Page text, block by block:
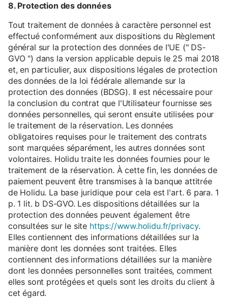
8. Protection des données
Tout traitement de données à caractère personnel est
effectué conformément aux dispositions du Règlement
général sur la protection des données de l'UE (" DS-
GVO ") dans la version applicable depuis le 25 mai 2018
et, en particulier, aux dispositions légales de protection
des données de la loi fédérale allemande sur la
protection des données (BDSG). Il est nécessaire pour
la conclusion du contrat que l'Utilisateur fournisse ses
données personnelles, qui seront ensuite utilisées pour
le traitement de la réservation. Les données
obligatoires requises pour le traitement des contrats
sont marquées séparément, les autres données sont
volontaires. Holidu traite les données fournies pour le
traitement de la réservation. À cette fin, les données de
paiement peuvent être transmises à la banque attitrée
de Holidu. La base juridique pour cela est l'art. 6 para. 1
p. 1 lit. b DS-GVO. Les dispositions détaillées sur la
protection des données peuvent également être
consultées sur le site https://www.holidu.fr/privacy.
Elles contiennent des informations détaillées sur la
manière dont les données sont traitées. Elles
contiennent des informations détaillées sur la manière
dont les données personnelles sont traitées, comment
elles sont protégées et quels sont les droits du client à
cet égard.